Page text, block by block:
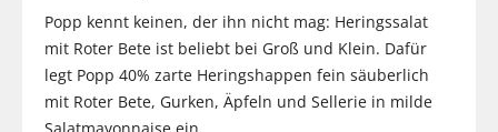
Popp kennt keinen, der ihn nicht mag: Heringssalat
mit Roter Bete ist beliebt bei Groß und Klein. Dafür
legt Popp 40% zarte Heringshappen fein säuberlich
mit Roter Bete, Gurken, Äpfeln und Sellerie in milde
Salatmayonnaise ein.